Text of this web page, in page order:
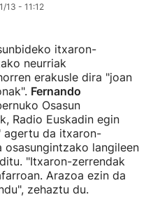
13 - 11:12
itxaron-
neurriak
erakusle dira "joan
Fernando
Osasun
Radio Euskadin egin
agertu da itxaron-
osasungintzako langileen
"Itxaron-zerrendak
Arazoa ezin da
zehaztu du.